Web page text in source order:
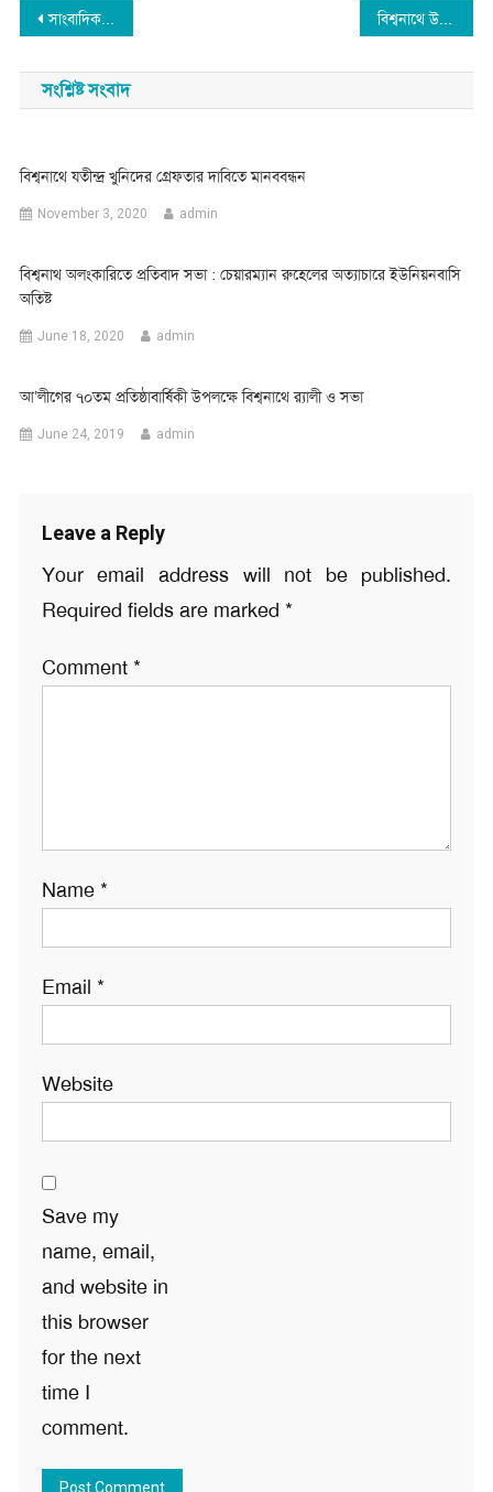
Post
navigation
সাংবাদিক আব্দুস সবুর মাখন এর প্রথম গল্প গ্রন্থ ‘হিমশীতল স্পর্শ, প্রকাশিত বিশ্বনাথে উরুসের নামে মাদকের হাট
সংশ্লিষ্ট সংবাদ
বিশ্বনাথে যতীন্দ্র খুনিদের গ্রেফতার দাবিতে মানববন্ধন
November 3, 2020 admin
বিশ্বনাথ অলংকারিতে প্রতিবাদ সভা : চেয়ারম্যান রুহেলের অত্যাচারে ইউনিয়নবাসি
অতিষ্ট
June 18, 2020 admin
আ’লীগের ৭০তম প্রতিষ্ঠাবার্ষিকী উপলক্ষে বিশ্বনাথে র‌্যালী ও সভা
June 24, 2019 admin
Leave a Reply
Your email address will not be published.
Required fields are marked *
Comment *
Name *
Email *
Website
Save my
name, email,
and website in
this browser
for the next
time I
comment.